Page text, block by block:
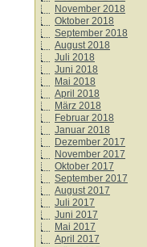
November 2018
Oktober 2018
September 2018
August 2018
Juli 2018
Juni 2018
Mai 2018
April 2018
März 2018
Februar 2018
Januar 2018
Dezember 2017
November 2017
Oktober 2017
September 2017
August 2017
Juli 2017
Juni 2017
Mai 2017
April 2017